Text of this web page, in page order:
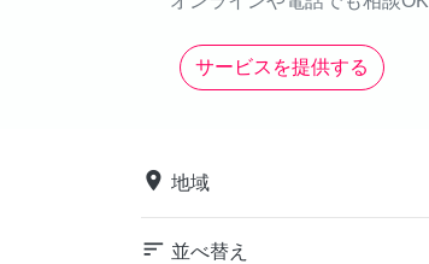
サービスを提供する
place 地域
sort 並べ替え